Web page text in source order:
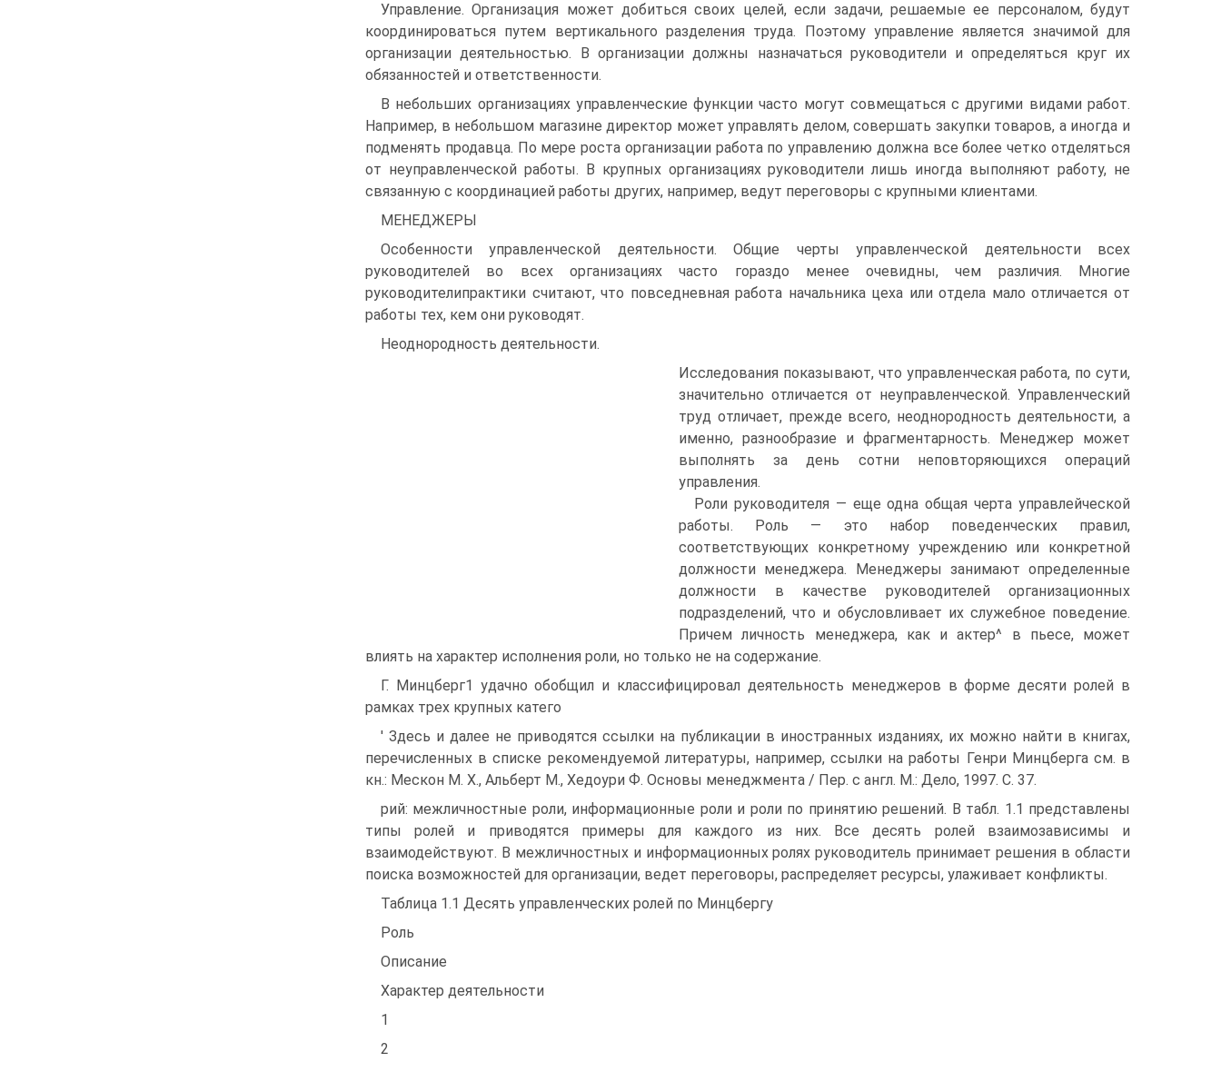
Управление. Организация может добиться своих целей, если задачи, решаемые ее персоналом, будут
координироваться путем вертикального разделения труда. Поэтому управление является значимой для
организации деятельностью. В организации должны назначаться руководители и определяться круг их
обязанностей и ответственности.
В небольших организациях управленческие функции часто могут совмещаться с другими видами работ.
Например, в небольшом магазине директор может управлять делом, совершать закупки товаров, а иногда и
подменять продавца. По мере роста организации работа по управлению должна все более четко отделяться
от неуправленческой работы. В крупных организациях руководители лишь иногда выполняют работу, не
связанную с координацией работы других, например, ведут переговоры с крупными клиентами.
МЕНЕДЖЕРЫ
Особенности управленческой деятельности. Общие черты управленческой деятельности всех
руководителей во всех организациях часто гораздо менее очевидны, чем различия. Многие
руководителипрактики считают, что повседневная работа начальника цеха или отдела мало отличается от
работы тех, кем они руководят.
Неоднородность деятельности.
Исследования показывают, что управленческая работа, по сути,
значительно отличается от неуправленческой. Управленческий
труд отличает, прежде всего, неоднородность деятельности, а
именно, разнообразие и фрагментарность. Менеджер может
выполнять за день сотни неповторяющихся операций
управления.
Роли руководителя — еще одна общая черта управлейческой
работы. Роль — это набор поведенческих правил,
соответствующих конкретному учреждению или конкретной
должности менеджера. Менеджеры занимают определенные
должности в качестве руководителей организационных
подразделений, что и обусловливает их служебное поведение.
Причем личность менеджера, как и актер^ в пьесе, может
влиять на характер исполнения роли, но только не на содержание.
Г. Минцберг1 удачно обобщил и классифицировал деятельность менеджеров в форме десяти ролей в
рамках трех крупных катего
' Здесь и далее не приводятся ссылки на публикации в иностранных изданиях, их можно найти в книгах,
перечисленных в списке рекомендуемой литературы, например, ссылки на работы Генри Минцберга см. в
кн.: Мескон М. X., Альберт М., Хедоури Ф. Основы менеджмента / Пер. с англ. М.: Дело, 1997. С. 37.
рий: межличностные роли, информационные роли и роли по принятию решений. В табл. 1.1 представлены
типы ролей и приводятся примеры для каждого из них. Все десять ролей взаимозависимы и
взаимодействуют. В межличностных и информационных ролях руководитель принимает решения в области
поиска возможностей для организации, ведет переговоры, распределяет ресурсы, улаживает конфликты.
Таблица 1.1 Десять управленческих ролей по Минцбергу
Роль
Описание
Характер деятельности
1
2